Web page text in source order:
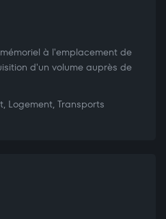
à l'emplacement de
d'un volume auprès de
Logement, Transports